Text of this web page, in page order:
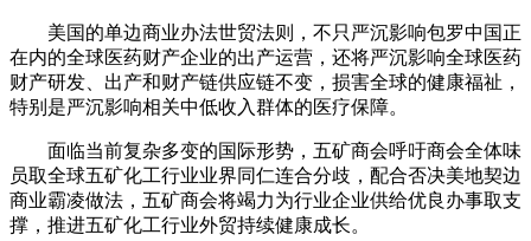
美国的单边商业办法世贸法则，不只严沉影响包罗中国正
在内的全球医药财产企业的出产运营，还将严沉影响全球医药
财产研发、出产和财产链供应链不变，损害全球的健康福祉，
特别是严沉影响相关中低收入群体的医疗保障。
面临当前复杂多变的国际形势，五矿商会呼吁商会全体味
员取全球五矿化工行业业界同仁连合分歧，配合否决美地契边
商业霸凌做法，五矿商会将竭力为行业企业供给优良办事取支
撑，推进五矿化工行业外贸持续健康成长。